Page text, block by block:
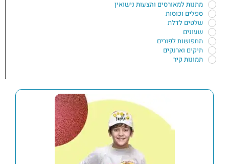
מתנות למאורסים והצעות נישואין
ספלים וכוסות
שלטים לדלת
שעונים
תחפושות לפורים
תיקים וארנקים
תמונות קיר